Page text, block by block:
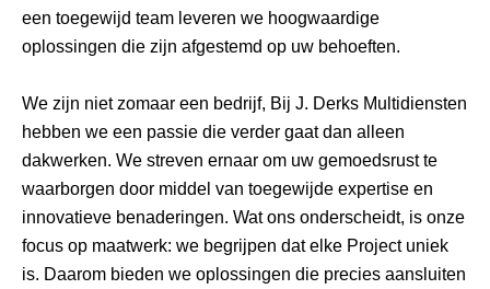
een toegewijd team leveren we hoogwaardige
oplossingen die zijn afgestemd op uw behoeften.
We zijn niet zomaar een bedrijf, Bij J. Derks Multidiensten
hebben we een passie die verder gaat dan alleen
dakwerken. We streven ernaar om uw gemoedsrust te
waarborgen door middel van toegewijde expertise en
innovatieve benaderingen. Wat ons onderscheidt, is onze
focus op maatwerk: we begrijpen dat elke Project uniek
is. Daarom bieden we oplossingen die precies aansluiten